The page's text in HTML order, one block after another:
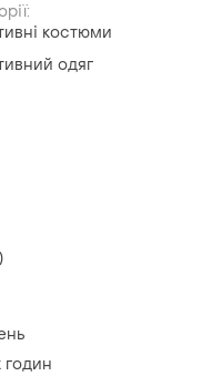
костюми
одяг
годин